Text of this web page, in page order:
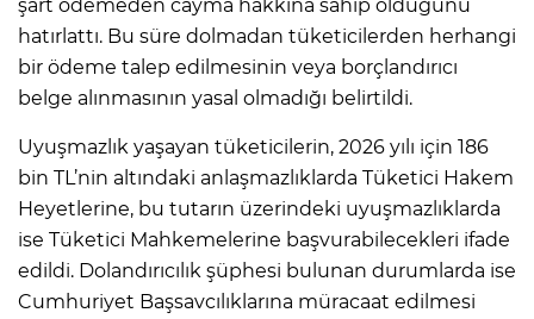
şart ödemeden cayma hakkına sahip olduğunu
hatırlattı. Bu süre dolmadan tüketicilerden herhangi
bir ödeme talep edilmesinin veya borçlandırıcı
belge alınmasının yasal olmadığı belirtildi.
Uyuşmazlık yaşayan tüketicilerin, 2026 yılı için 186
bin TL’nin altındaki anlaşmazlıklarda Tüketici Hakem
Heyetlerine, bu tutarın üzerindeki uyuşmazlıklarda
ise Tüketici Mahkemelerine başvurabilecekleri ifade
edildi. Dolandırıcılık şüphesi bulunan durumlarda ise
Cumhuriyet Başsavcılıklarına müracaat edilmesi